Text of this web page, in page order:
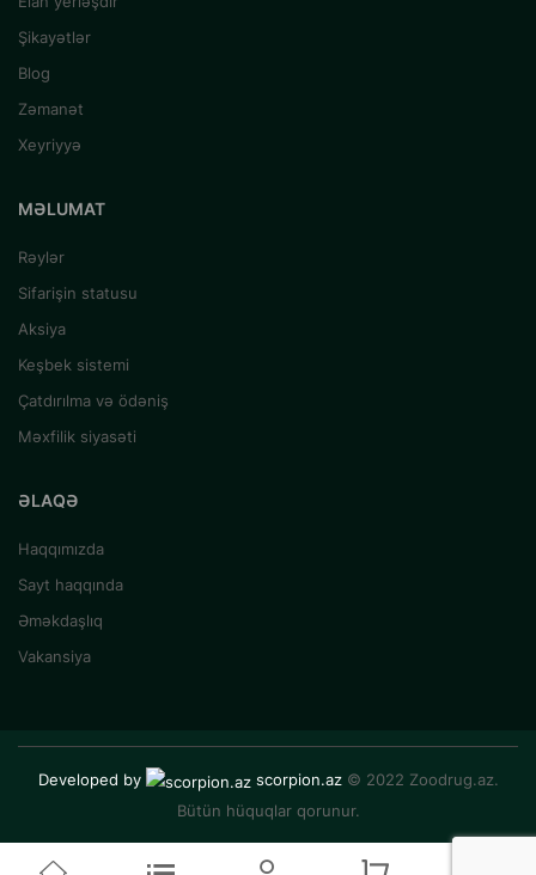
Şikayətlər
Blog
Zəmanət
Xeyriyyə
MƏLUMAT
Rəylər
Sifarişin statusu
Aksiya
Keşbek sistemi
Çatdırılma və ödəniş
Məxfilik siyasəti
ƏLAQƏ
Haqqımızda
Sayt haqqında
Əməkdaşlıq
Vakansiya
Developed by scorpion.az © 2022 Zoodrug.az.
Bütün hüquqlar qorunur.